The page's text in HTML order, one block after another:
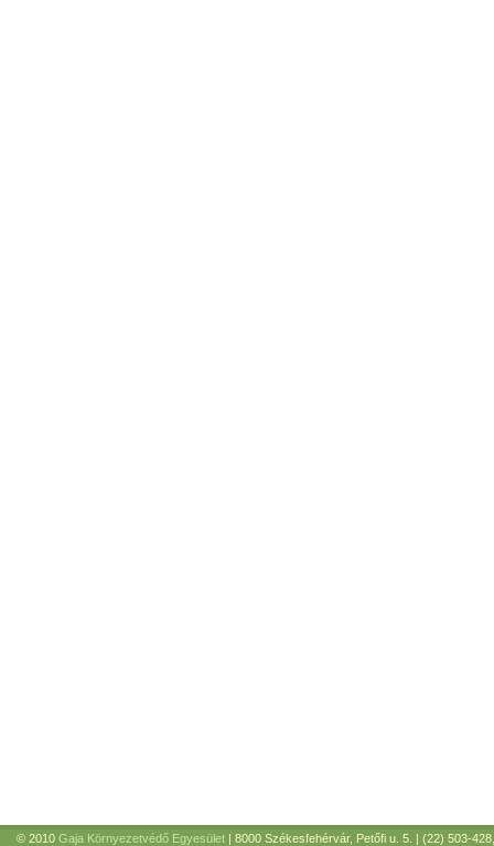
© 2010 Gaja Környezetvédő Egyesület | 8000 Székesfehérvár, Petőfi u. 5. | (22) 503-